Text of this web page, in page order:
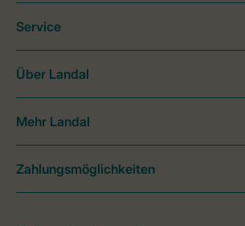
Service
Über Landal
Mehr Landal
Zahlungsmöglichkeiten